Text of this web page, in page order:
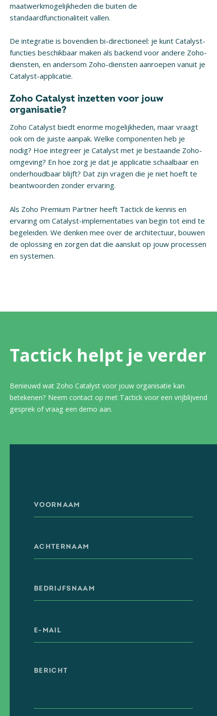
maatwerkmogelijkheden die buiten de
standaardfunctionaliteit vallen.
De integratie is bovendien bi-directioneel: je kunt Catalyst-
functies beschikbaar maken als backend voor andere Zoho-
diensten, en andersom Zoho-diensten aanroepen vanuit je
Catalyst-applicatie.
Zoho Catalyst inzetten voor jouw
organisatie?
Zoho Catalyst biedt enorme mogelijkheden, maar vraagt
ook om de juiste aanpak. Welke componenten heb je
nodig? Hoe integreer je Catalyst met je bestaande Zoho-
omgeving? En hoe zorg je dat je applicatie schaalbaar en
onderhoudbaar blijft? Dat zijn vragen die je niet hoeft te
beantwoorden zonder ervaring.
Als Zoho Premium Partner heeft Tactick de kennis en
ervaring om Catalyst-implementaties van begin tot eind te
begeleiden. We denken mee over de architectuur, bouwen
de oplossing en zorgen dat die aansluit op jouw processen
en systemen.
Tactick helpt je verder
Benieuwd wat Zoho Catalyst voor jouw organisatie kan
betekenen? Neem contact op met Tactick voor een vrijblijvend
gesprek of vraag een demo aan.